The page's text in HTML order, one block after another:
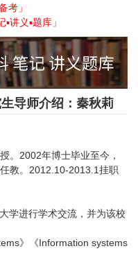
考」
讲义▪题库」
导师介绍：秦秋莉
。2002年博士毕业至今，
教。2012.10-2013.1挂职
学进行学术交流，并为该校
》《Information systems